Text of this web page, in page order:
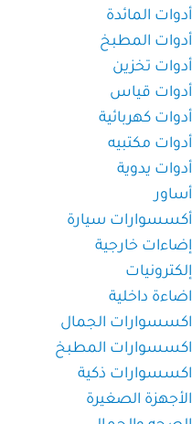
أدوات المائدة
أدوات المطبخ
أدوات تخزين
أدوات قياس
أدوات كهربائية
أدوات مكتبيه
أدوات يدوية
أساور
أكسسوارات سيارة
إضاءات خارجية
إلكترونيات
اضاءة داخلية
اكسسوارات الجمال
اكسسوارات المطبخ
اكسسوارات ذكية
الأجهزة الصغيرة